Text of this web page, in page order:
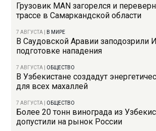
Грузовик MAN загорелся и
трассе в Самаркандской области
7 АВГУСТА В МИРЕ
В Саудовской Аравии заподозрили
подготовке нападения
7 АВГУСТА ОБЩЕСТВО
В Узбекистане создадут
для всех махаллей
7 АВГУСТА ОБЩЕСТВО
Более 20 тонн винограда из
допустили на рынок России